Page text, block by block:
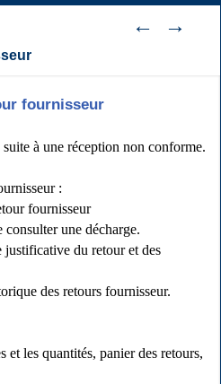
fournisseur
à une réception non conforme.
:
fournisseur
une décharge.
justificative du retour et des
des retours fournisseur.
et les quantités, panier des retours,